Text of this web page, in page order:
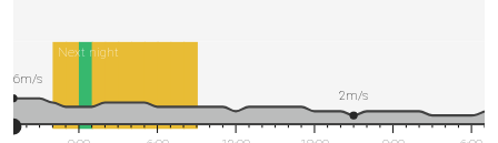
Next night
6m/s
2m/s